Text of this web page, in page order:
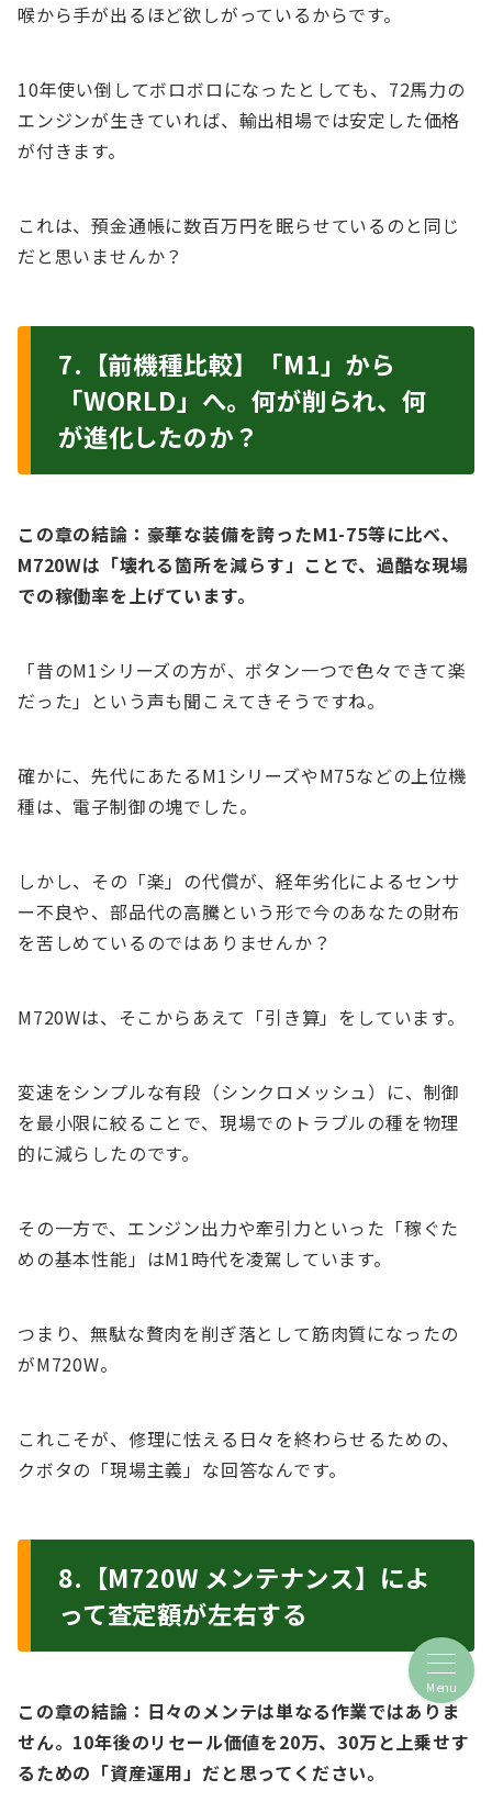
喉から手が出るほど欲しがっているからです。
10年使い倒してボロボロになったとしても、72馬力の
エンジンが生きていれば、輸出相場では安定した価格
が付きます。
これは、預金通帳に数百万円を眠らせているのと同じ
だと思いませんか？
7.【前機種比較】「M1」から
「WORLD」へ。何が削られ、何
が進化したのか？
この章の結論：豪華な装備を誇ったM1-75等に比べ、
M720Wは「壊れる箇所を減らす」ことで、過酷な現場
での稼働率を上げています。
「昔のM1シリーズの方が、ボタン一つで色々できて楽
だった」という声も聞こえてきそうですね。
確かに、先代にあたるM1シリーズやM75などの上位機
種は、電子制御の塊でした。
しかし、その「楽」の代償が、経年劣化によるセンサ
ー不良や、部品代の高騰という形で今のあなたの財布
を苦しめているのではありませんか？
M720Wは、そこからあえて「引き算」をしています。
変速をシンプルな有段（シンクロメッシュ）に、制御
を最小限に絞ることで、現場でのトラブルの種を物理
的に減らしたのです。
その一方で、エンジン出力や牽引力といった「稼ぐた
めの基本性能」はM1時代を凌駕しています。
つまり、無駄な贅肉を削ぎ落として筋肉質になったの
がM720W。
これこそが、修理に怯える日々を終わらせるための、
クボタの「現場主義」な回答なんです。
8.【M720W メンテナンス】によ
って査定額が左右する
この章の結論：日々のメンテは単なる作業ではありま
せん。10年後のリセール価値を20万、30万と上乗せす
るための「資産運用」だと思ってください。
Menu